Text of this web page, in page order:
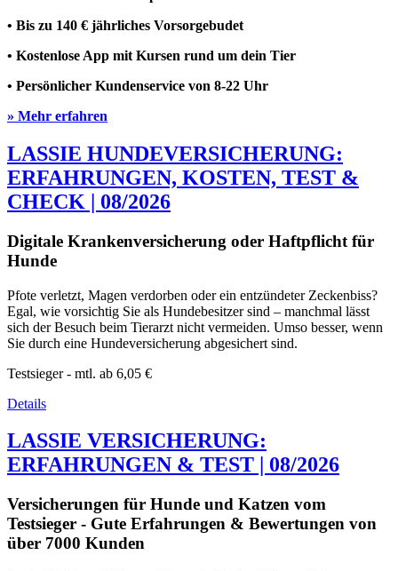
• Bis zu 140 € jährliches Vorsorgebudet
• Kostenlose App mit Kursen rund um dein Tier
• Persönlicher Kundenservice von 8-22 Uhr
» Mehr erfahren
LASSIE HUNDEVERSICHERUNG:
ERFAHRUNGEN, KOSTEN, TEST &
CHECK | 08/2026
Digitale Krankenversicherung oder Haftpflicht für
Hunde
Pfote verletzt, Magen verdorben oder ein entzündeter Zeckenbiss?
Egal, wie vorsichtig Sie als Hundebesitzer sind – manchmal lässt
sich der Besuch beim Tierarzt nicht vermeiden. Umso besser, wenn
Sie durch eine Hundeversicherung abgesichert sind.
Testsieger - mtl. ab 6,05 €
Details
LASSIE VERSICHERUNG:
ERFAHRUNGEN & TEST | 08/2026
Versicherungen für Hunde und Katzen vom
Testsieger - Gute Erfahrungen & Bewertungen von
über 7000 Kunden